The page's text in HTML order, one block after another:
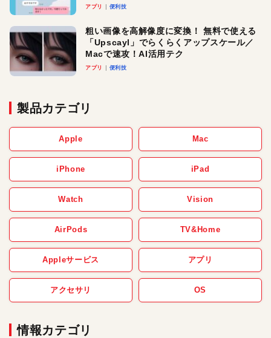
アプリ 便利技
粗い画像を高解像度に変換！ 無料で使える
「Upscayl」でらくらくアップスケール／
Macで速攻！AI活用テク
アプリ 便利技
製品カテゴリ
Apple Mac
iPhone iPad
Watch Vision
AirPods TV&Home
Appleサービス アプリ
アクセサリ OS
情報カテゴリ